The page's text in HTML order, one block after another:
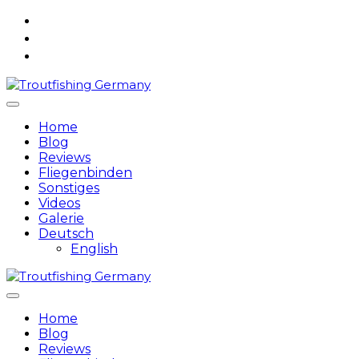
Skip
Home
Blog
Reviews
Fliegenbinden
Sonstiges
Videos
Galerie
Deutsch
English
Home
Blog
Reviews